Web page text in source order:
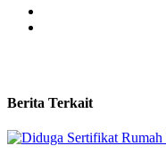
Berita Terkait